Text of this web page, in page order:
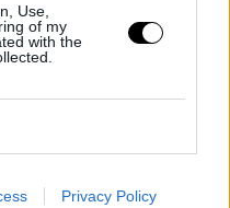
Use,
of my
with the
Privacy Policy